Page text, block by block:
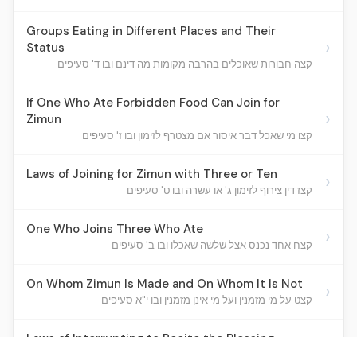
Groups Eating in Different Places and Their
Status
קצה חבורות שאוכלים בהרבה מקומות מה דינם ובו ד' סעיפים
›
If One Who Ate Forbidden Food Can Join for
Zimun
קצו מי שאכל דבר איסור אם מצטרף לזימון ובו ז' סעיפים
›
Laws of Joining for Zimun with Three or Ten
קצז דין צירוף לזימון ג' או עשרה ובו ט' סעיפים ›
One Who Joins Three Who Ate
קצח אחד נכנס אצל שלשה שאכלו ובו ב' סעיפים ›
On Whom Zimun Is Made and On Whom It Is Not
קצט על מי מזמנין ועל מי אינן מזמנין ובו י"א סעיפים ›